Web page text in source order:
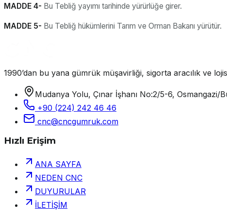
MADDE 4- Bu Tebliğ yayımı tarihinde yürürlüğe girer.
MADDE 5- Bu Tebliğ hükümlerini Tarım ve Orman Bakanı yürütür.
1990’dan bu yana gümrük müşavirliği, sigorta aracılık ve
Mudanya Yolu, Çınar İşhanı No:2/5-6, Osmangazi/
+90 (224) 242 46 46
cnc@cncgumruk.com
Hızlı Erişim
ANA SAYFA
NEDEN CNC
DUYURULAR
İLETİŞİM